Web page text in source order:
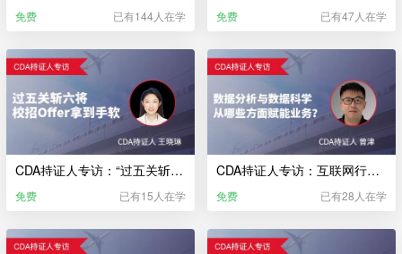
免费 已有144人在学 免费 已有47人在学
CDA持证人专访：“过五关斩六将”校招 Offer 拿到手软？
免费 已有15人在学
CDA持证人专访：互联网行业—数据分析与数据科学从哪些方面赋能业务？
免费 已有28人在学